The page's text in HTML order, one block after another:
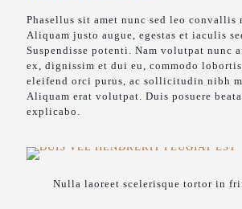
Phasellus sit amet nunc sed leo convallis
Aliquam justo augue, egestas et iaculis
Suspendisse potenti. Nam volutpat nunc
ex, dignissim et dui eu, commodo
eleifend orci purus, ac sollicitudin nibh
Aliquam erat volutpat. Duis posuere
explicabo.
Nulla laoreet scelerisque tortor in